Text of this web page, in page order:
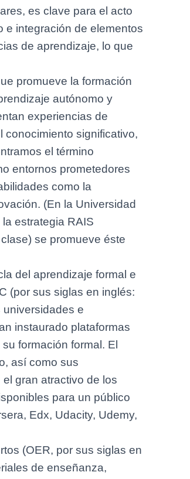
es clave para el acto
e integración de elementos
de aprendizaje, lo que
promueve la formación
autónomo y
experiencias de
conocimiento significativo,
el término
entornos prometedores
como la
(En la Universidad
estrategia RAIS
se promueve éste
del aprendizaje formal e
(por sus siglas en inglés:
e
instaurado plataformas
formación formal. El
así como sus
gran atractivo de los
para un público
Edx, Udacity, Udemy,
(OER, por sus siglas en
de enseñanza,